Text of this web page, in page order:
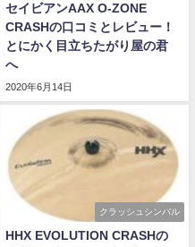
セイビアンAAX O-ZONE
CRASHの口コミとレビュー！
とにかく目立ちたがり屋の君
へ
2020年6月14日
クラッシュシンバル
HHX EVOLUTION CRASHの